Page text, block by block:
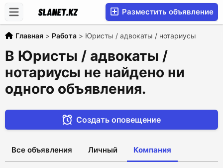
Разместить объявление
Главная > Работа > Юристы / адвокаты / нотариусы
В Юристы / адвокаты /
нотариусы не найдено ни
одного объявления.
Создать оповещение
Все объявления Личный Компания